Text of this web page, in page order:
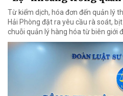
Từ kiểm dịch, hóa đơn đến quản lý
Hải Phòng đặt ra yêu cầu rà soát,
chuỗi quản lý hàng hóa từ biên giới